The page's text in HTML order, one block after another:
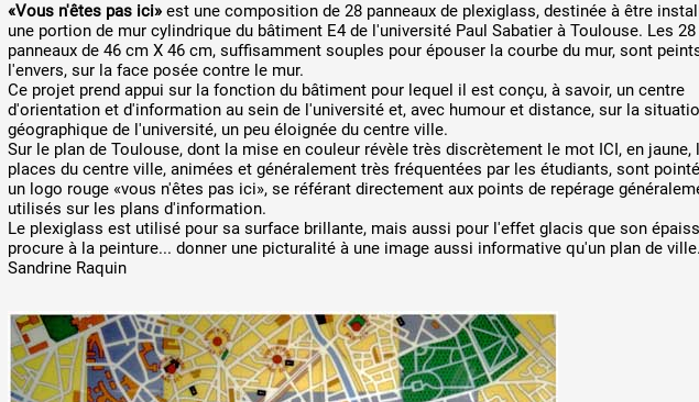
«Vous n'êtes pas ici» est une composition de 28 panneaux de plexiglass, destinée à être
une portion de mur cylindrique du bâtiment E4 de l'université Paul Sabatier à Toulouse. Les 28
panneaux de 46 cm X 46 cm, suffisamment souples pour épouser la courbe du mur, sont
l'envers, sur la face posée contre le mur.
Ce projet prend appui sur la fonction du bâtiment pour lequel il est conçu, à savoir, un centre
d'orientation et d'information au sein de l'université et, avec humour et distance, sur la
géographique de l'université, un peu éloignée du centre ville.
Sur le plan de Toulouse, dont la mise en couleur révèle très discrètement le mot ICI, en jaune,
places du centre ville, animées et généralement très fréquentées par les étudiants, sont
un logo rouge «vous n'êtes pas ici», se référant directement aux points de repérage
utilisés sur les plans d'information.
Le plexiglass est utilisé pour sa surface brillante, mais aussi pour l'effet glacis que son
procure à la peinture... donner une picturalité à une image aussi informative qu'un plan de ville.
Sandrine Raquin